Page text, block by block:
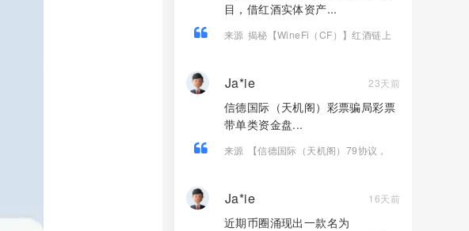
目，借红酒实体资产...
来源 揭秘【WineFi（CF）】红酒链上
Ja*ie 23天前
信德国际（天机阁）彩票骗局彩票
带单类资金盘...
来源
【信德国际（天机阁）79协议，
Ja*ie 16天前
近期币圈涌现出一款名为